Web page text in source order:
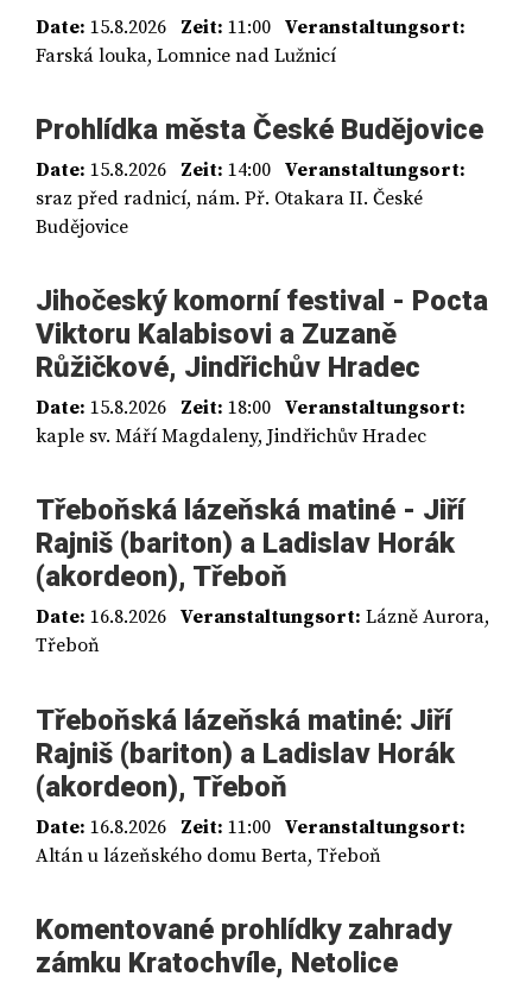
Date: 15.8.2026 Zeit: 11:00 Veranstaltungsort:
Farská louka, Lomnice nad Lužnicí
Prohlídka města České Budějovice
Date: 15.8.2026 Zeit: 14:00 Veranstaltungsort:
sraz před radnicí, nám. Př. Otakara II. České
Budějovice
Jihočeský komorní festival - Pocta
Viktoru Kalabisovi a Zuzaně
Růžičkové, Jindřichův Hradec
Date: 15.8.2026 Zeit: 18:00 Veranstaltungsort:
kaple sv. Máří Magdaleny, Jindřichův Hradec
Třeboňská lázeňská matiné - Jiří
Rajniš (bariton) a Ladislav Horák
(akordeon), Třeboň
Date: 16.8.2026 Veranstaltungsort: Lázně Aurora,
Třeboň
Třeboňská lázeňská matiné: Jiří
Rajniš (bariton) a Ladislav Horák
(akordeon), Třeboň
Date: 16.8.2026 Zeit: 11:00 Veranstaltungsort:
Altán u lázeňského domu Berta, Třeboň
Komentované prohlídky zahrady
zámku Kratochvíle, Netolice